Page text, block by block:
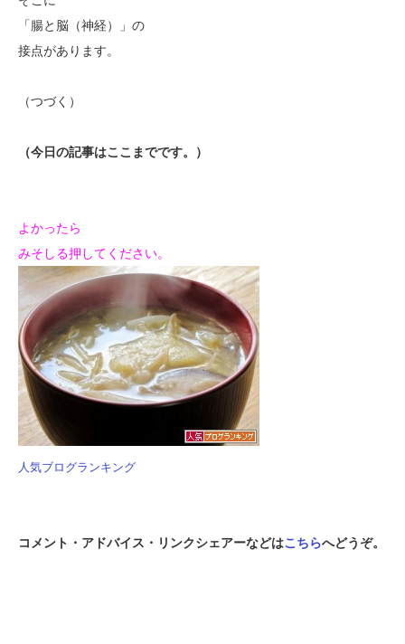
「腸と脳（神経）」の
接点があります。
（つづく）
（今日の記事はここまでです。）
よかったら
みそしる押してください。
人気ブログランキング
コメント・アドバイス・リンクシェアーなどはこちらへどうぞ。